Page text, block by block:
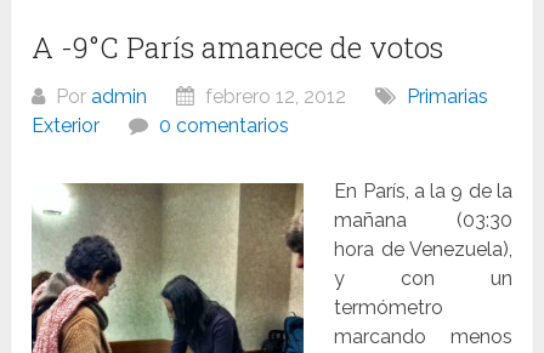
A -9°C París amanece de votos
Poradmin febrero 12, 2012
Primarias
Exterior
0 comentarios
En París, a la 9 de la
mañana (03:30
hora de Venezuela),
y con un
termómetro
marcando menos